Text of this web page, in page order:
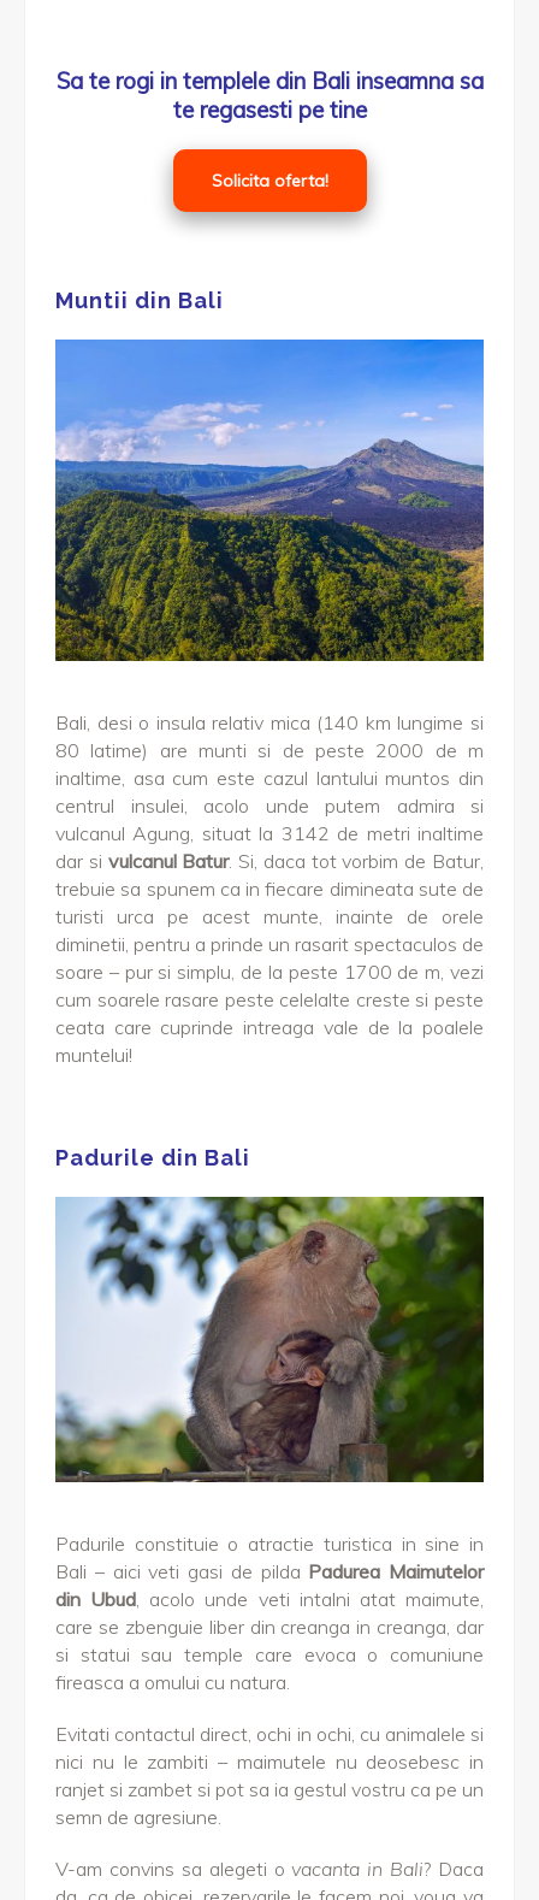
Sa te rogi in templele din Bali inseamna sa
te regasesti pe tine
Solicita oferta!
Muntii din Bali
Bali, desi o insula relativ mica (140 km lungime si
80 latime) are munti si de peste 2000 de m
inaltime, asa cum este cazul lantului muntos din
centrul insulei, acolo unde putem admira si
vulcanul Agung, situat la 3142 de metri inaltime
dar si vulcanul Batur. Si, daca tot vorbim de Batur,
trebuie sa spunem ca in fiecare dimineata sute de
turisti urca pe acest munte, inainte de orele
diminetii, pentru a prinde un rasarit spectaculos de
soare – pur si simplu, de la peste 1700 de m, vezi
cum soarele rasare peste celelalte creste si peste
ceata care cuprinde intreaga vale de la poalele
muntelui!
Padurile din Bali
Padurile constituie o atractie turistica in sine in
Bali – aici veti gasi de pilda Padurea Maimutelor
din Ubud, acolo unde veti intalni atat maimute,
care se zbenguie liber din creanga in creanga, dar
si statui sau temple care evoca o comuniune
fireasca a omului cu natura.
Evitati contactul direct, ochi in ochi, cu animalele si
nici nu le zambiti – maimutele nu deosebesc in
ranjet si zambet si pot sa ia gestul vostru ca pe un
semn de agresiune.
V-am convins sa alegeti ovacanta in Bali? Daca